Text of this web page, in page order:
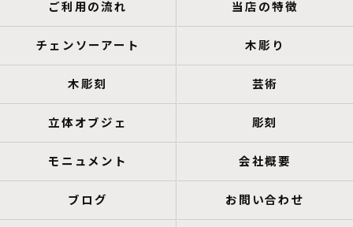
ご利用の流れ 当店の特徴
チェンソーアート 木彫り
木彫刻 芸術
立体オブジェ 彫刻
モニュメント 会社概要
ブログ お問い合わせ